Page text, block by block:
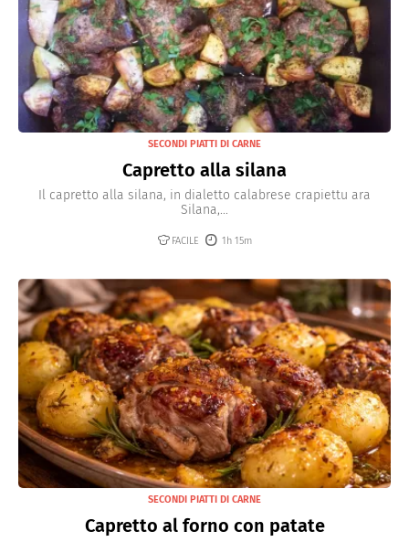
SECONDI PIATTI DI CARNE
Capretto alla silana
Il capretto alla silana, in dialetto calabrese crapiettu ara
Silana,...
FACILE 1h 15m
SECONDI PIATTI DI CARNE
Capretto al forno con patate